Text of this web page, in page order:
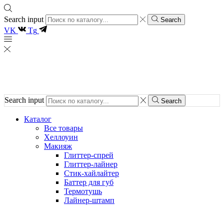
Search input Search
VK Tg
Search input Search
Каталог
Все товары
Хеллоуин
Макияж
Глиттер-спрей
Глиттер-лайнер
Стик-хайлайтер
Баттер для губ
Термотушь
Лайнер-штамп